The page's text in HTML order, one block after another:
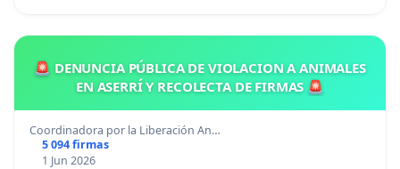
🚨 DENUNCIA PÚBLICA DE VIOLACION A ANIMALES
EN ASERRÍ Y RECOLECTA DE FIRMAS 🚨
Coordinadora por la Liberación An…
5 094 firmas
1 Jun 2026